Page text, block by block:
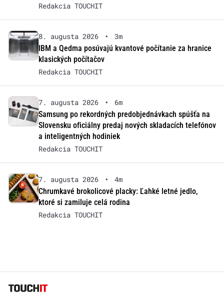
Redakcia TOUCHIT
8. augusta 2026 •
3m
IBM a Qedma posúvajú kvantové počítanie za hranice
klasických počítačov
Redakcia TOUCHIT
7. augusta 2026 •
6m
Samsung po rekordných predobjednávkach spúšťa na
Slovensku oficiálny predaj nových skladacích telefónov
a inteligentných hodiniek
Redakcia TOUCHIT
7. augusta 2026 •
4m
Chrumkavé brokolicové placky: Ľahké letné jedlo,
ktoré si zamiluje celá rodina
Redakcia TOUCHIT